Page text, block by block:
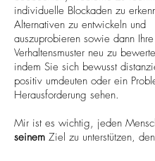
individuelle Blockaden zu
Alternativen zu entwickeln und
auszuprobieren sowie dann
Verhaltensmuster neu zu
indem Sie sich bewusst
positiv umdeuten oder ein
Herausforderung sehen.
Mir ist es wichtig, jeden
seinem Ziel zu unterstützen,